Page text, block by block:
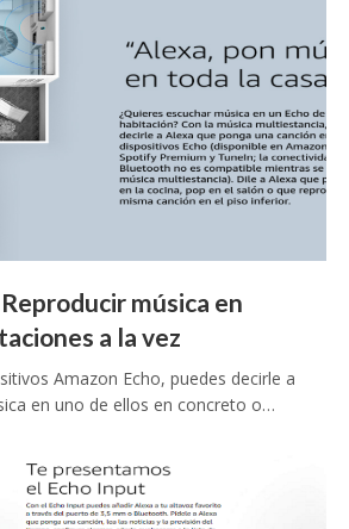
música en
a la vez
Amazon Echo, puedes decirle a
en uno de ellos en concreto o…